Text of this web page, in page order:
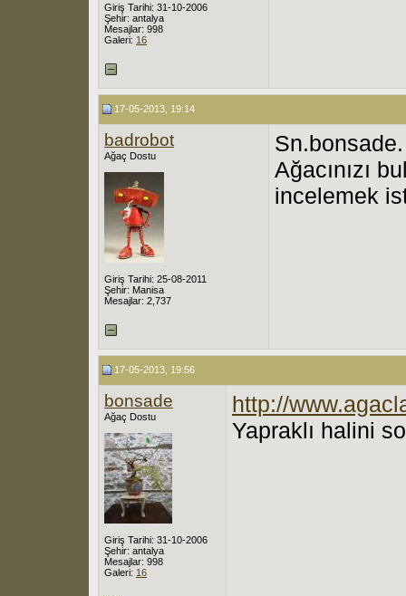
Giriş Tarihi: 31-10-2006
Şehir: antalya
Mesajlar: 998
Galeri: 16
17-05-2013, 19:14
badrobot
Ağaç Dostu
Giriş Tarihi: 25-08-2011
Şehir: Manisa
Mesajlar: 2,737
Sn.bonsade.
Ağacınızı
incelemek
17-05-2013, 19:56
bonsade
Ağaç Dostu
Giriş Tarihi: 31-10-2006
Şehir: antalya
Mesajlar: 998
Galeri: 16
http://
Yapraklı halini